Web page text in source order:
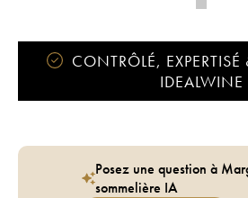
CONTRÔLÉ, EXPERTISÉ
IDEALWINE
Posez une question à
sommelière IA